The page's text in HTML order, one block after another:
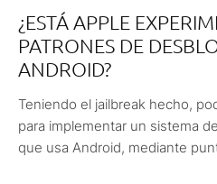
¿ESTÁ APPLE
PATRONES DE
ANDROID?
Teniendo el jailbreak hecho,
para implementar un sistema
que usa Android, mediante